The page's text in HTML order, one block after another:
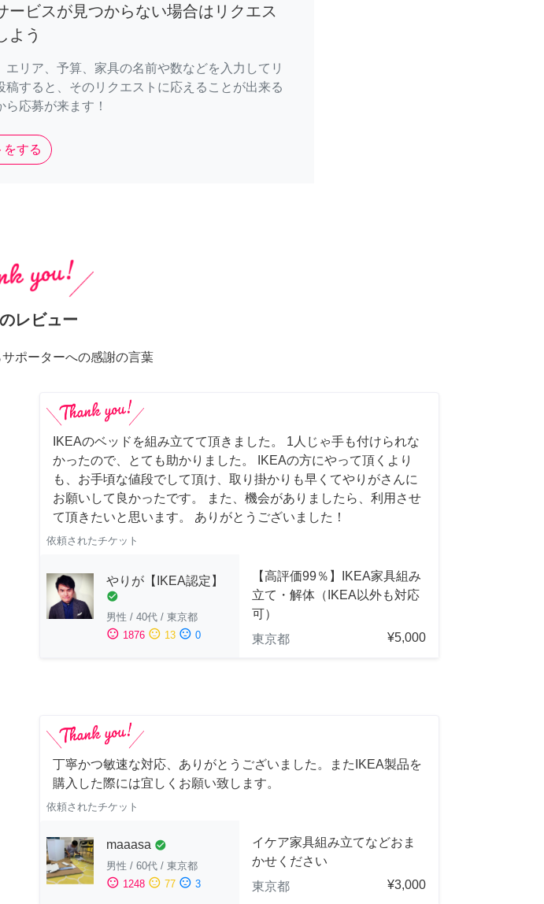
ービスが見つからない場合はリクエス
よう
エリア、予算、家具の名前や数などを入力してリ
稿すると、そのリクエストに応えることが出来る
ら応募が来ます！
をする
レビュー
ポーターへの感謝の言葉
IKEAのベッドを組み立てて頂きました。 1人じゃ手も付けられな
かったので、とても助かりました。 IKEAの方にやって頂くより
も、お手頃な値段でして頂け、取り掛かりも早くてやりがさんに
お願いして良かったです。 また、機会がありましたら、利用させ
て頂きたいと思います。 ありがとうございました！
依頼されたチケット
やりが【IKEA認定】
check_circle
男性 / 40代 / 東京都
sentiment_satisfied 1876 sentiment_neutral 13 sentiment_dissatisfied 0
【高評価99％】IKEA家具組み
立て・解体（IKEA以外も対応
可）
東京都
¥5,000
丁寧かつ敏速な対応、ありがとうございました。またIKEA製品を
購入した際には宜しくお願い致します。
依頼されたチケット
maaasa check_circle
男性 / 60代 / 東京都
sentiment_satisfied 1248 sentiment_neutral 77 sentiment_dissatisfied 3
イケア家具組み立てなどおま
かせください
東京都
¥3,000